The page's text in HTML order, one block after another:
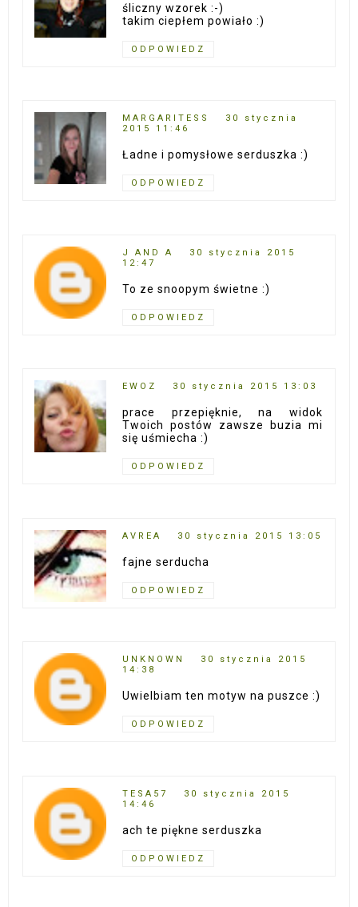
śliczny wzorek :-)
takim ciepłem powiało :)
ODPOWIEDZ
MARGARITESS
30 stycznia
2015 11:46
Ładne i pomysłowe serduszka :)
ODPOWIEDZ
J AND A
30 stycznia 2015
12:47
To ze snoopym świetne :)
ODPOWIEDZ
EWOZ 30 stycznia 2015 13:03
prace przepięknie, na widok
Twoich postów zawsze buzia mi
się uśmiecha :)
ODPOWIEDZ
AVREA 30 stycznia 2015 13:05
fajne serducha
ODPOWIEDZ
UNKNOWN
30 stycznia 2015
14:38
Uwielbiam ten motyw na puszce :)
ODPOWIEDZ
TESA57
30 stycznia 2015
14:46
ach te piękne serduszka
ODPOWIEDZ